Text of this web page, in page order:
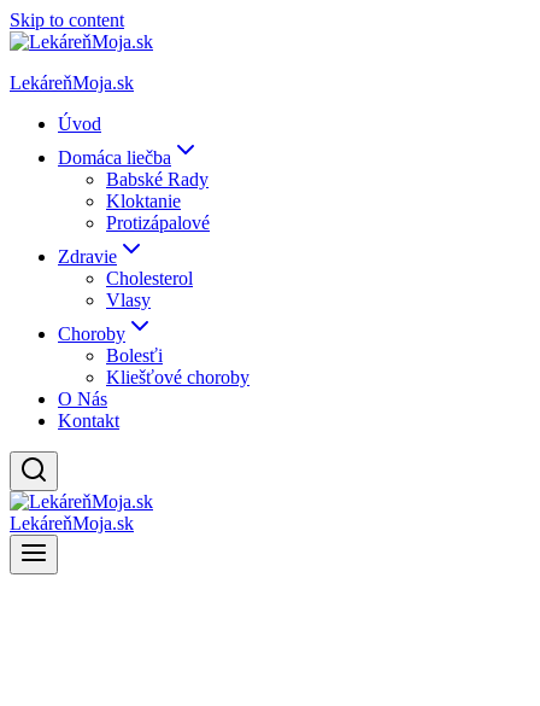
Skip to content
LekáreňMoja.sk
Úvod
Domáca liečba
Babské Rady
Kloktanie
Protizápalové
Zdravie
Cholesterol
Vlasy
Choroby
Bolesťi
Kliešťové choroby
O Nás
Kontakt
LekáreňMoja.sk